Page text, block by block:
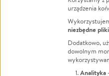
FacebookTwitter
LinkedInTikTok
urządzenia
niezbędne
Dodatkowo,
dowolnym
Analityka